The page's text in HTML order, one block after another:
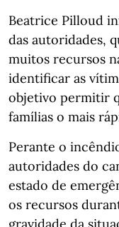
Beatrice Pilloud
das autoridades,
muitos recursos
identificar as
objetivo permitir
famílias o mais
Perante o
autoridades do
estado de
os recursos